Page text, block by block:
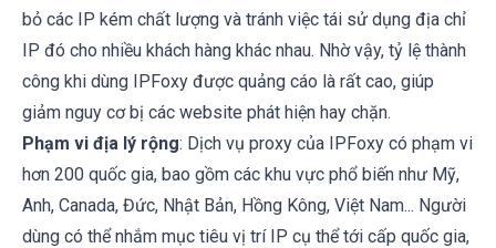
bỏ các IP kém chất lượng và tránh việc tái sử dụng địa chỉ
IP đó cho nhiều khách hàng khác nhau. Nhờ vậy, tỷ lệ thành
công khi dùng IPFoxy được quảng cáo là rất cao, giúp
giảm nguy cơ bị các website phát hiện hay chặn.
Phạm vi địa lý rộng: Dịch vụ proxy của IPFoxy có phạm vi
hơn 200 quốc gia, bao gồm các khu vực phổ biến như Mỹ,
Anh, Canada, Đức, Nhật Bản, Hồng Kông, Việt Nam... Người
dùng có thể nhắm mục tiêu vị trí IP cụ thể tới cấp quốc gia,